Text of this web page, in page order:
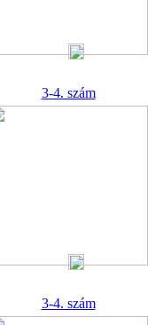
3-4. szám
3-4. szám